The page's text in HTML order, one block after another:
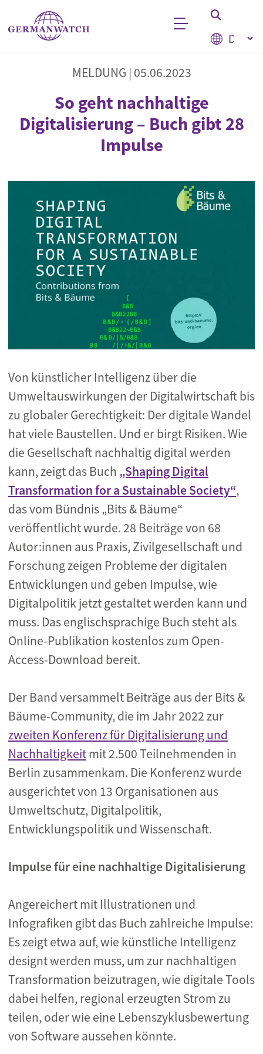
Direkt zum Inhalt
Select
StichwortsucheMELDUNG | 05.06.2023
So geht nachhaltige
Digitalisierung – Buch gibt 28
Impulse
Von künstlicher Intelligenz über die
Umweltauswirkungen der Digitalwirtschaft bis
zu globaler Gerechtigkeit: Der digitale Wandel
hat viele Baustellen. Und er birgt Risiken. Wie
die Gesellschaft nachhaltig digital werden
kann, zeigt das Buch „Shaping Digital
Transformation for a Sustainable Society“,
das vom Bündnis„Bits & Bäume“
veröffentlicht wurde. 28 Beiträge von 68
Autor:innen aus Praxis, Zivilgesellschaft und
Forschung zeigen Probleme der digitalen
Entwicklungen und geben Impulse, wie
Digitalpolitik jetzt gestaltet werden kann und
muss. Das englischsprachige Buch steht als
Online-Publikation kostenlos zum Open-
Access-Download bereit.
Der Band versammelt Beiträge aus der Bits &
Bäume-Community, die im Jahr 2022 zur
zweiten Konferenz für Digitalisierung und
Nachhaltigkeitmit 2.500 Teilnehmenden in
Berlin zusammenkam. Die Konferenz wurde
ausgerichtet von 13 Organisationen aus
Umweltschutz, Digitalpolitik,
Entwicklungspolitik und Wissenschaft.
Impulse für eine nachhaltige Digitalisierung
Angereichert mit Illustrationen und
Infografiken gibt das Buch zahlreiche Impulse:
Es zeigt etwa auf, wie künstliche Intelligenz
designt werden muss, um zur nachhaltigen
Transformation beizutragen, wie digitale Tools
dabei helfen, regional erzeugten Strom zu
teilen, oder wie eine Lebenszyklusbewertung
von Software aussehen könnte.